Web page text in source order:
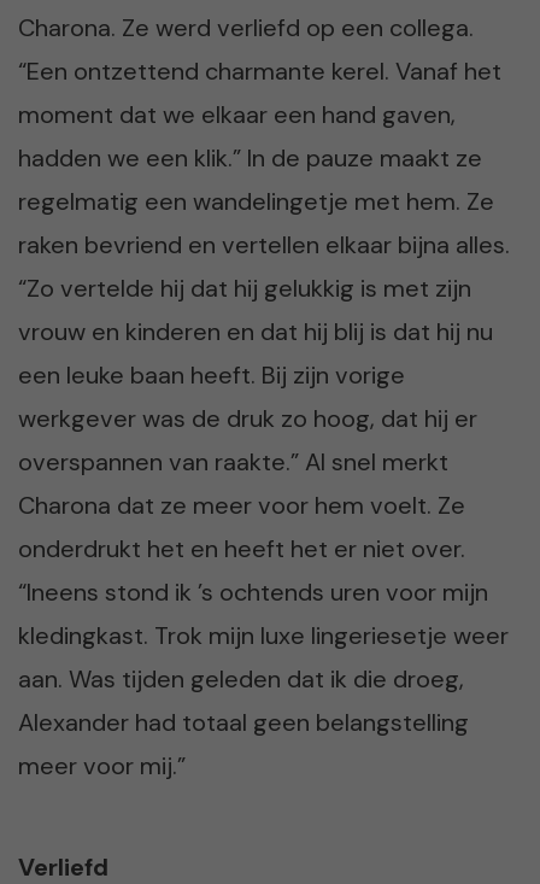
Charona. Ze werd verliefd op een collega.
“Een ontzettend charmante kerel. Vanaf het
moment dat we elkaar een hand gaven,
hadden we een klik.” In de pauze maakt ze
regelmatig een wandelingetje met hem. Ze
raken bevriend en vertellen elkaar bijna alles.
“Zo vertelde hij dat hij gelukkig is met zijn
vrouw en kinderen en dat hij blij is dat hij nu
een leuke baan heeft. Bij zijn vorige
werkgever was de druk zo hoog, dat hij er
overspannen van raakte.” Al snel merkt
Charona dat ze meer voor hem voelt. Ze
onderdrukt het en heeft het er niet over.
“Ineens stond ik ’s ochtends uren voor mijn
kledingkast. Trok mijn luxe lingeriesetje weer
aan. Was tijden geleden dat ik die droeg,
Alexander had totaal geen belangstelling
meer voor mij.”
Verliefd